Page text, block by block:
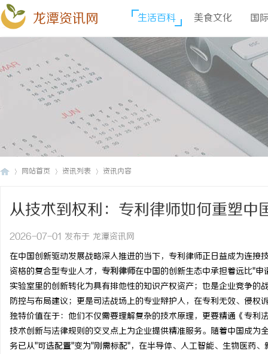
龙潭资讯网 生活百科 美食文化 国
网站首页 资讯列表 资讯内容
从技术到权利：专利律师如何重塑中
2026-07-01 发布于 龙潭资讯网
在中国创新驱动发展战略深入推进的当下，专利律师正日益成为连
资格的复合型专业人才， 专利律师在中国的创新生态中承担着远比"申
实验室里的创新转化为具有排他性的知识产权资产；也是企业竞争
防控与布局建议；更是司法战场上的专业辩护人，在专利无效、侵
独特价值在于：他们不仅需要理解复杂的技术原理，更要精通《专
技术创新与法律规则的交叉点上为企业提供精准服务。随着中国成
务已从"可选配置"变为"刚需标配"，在半导体、人工智能、生物医药